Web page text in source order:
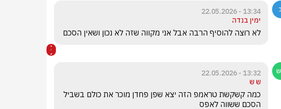
13:34 - 22.05.2026
ימין בנדה
לא רוצה להוסיף הרבה אבל אני מקווה שזה לא נכון ושאין הסכם
13:32 - 22.05.2026
ש ש
הסכם ששווה לאפס